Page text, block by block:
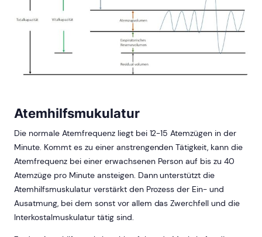
Atemhilfsmukulatur
Die normale Atemfrequenz liegt bei 12-15 Atemzügen in der
Minute. Kommt es zu einer anstrengenden Tätigkeit, kann die
Atemfrequenz bei einer erwachsenen Person auf bis zu 40
Atemzüge pro Minute ansteigen. Dann unterstützt die
Atemhilfsmuskulatur verstärkt den Prozess der Ein- und
Ausatmung, bei dem sonst vor allem das Zwerchfell und die
Interkostalmuskulatur tätig sind.